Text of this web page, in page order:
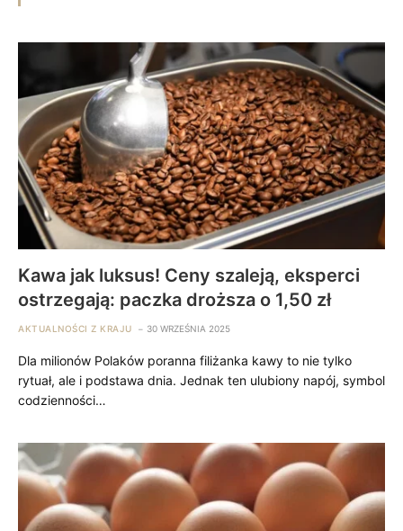
Kawa jak luksus! Ceny szaleją, eksperci
ostrzegają: paczka droższa o 1,50 zł
AKTUALNOŚCI Z KRAJU 30 WRZEŚNIA 2025
Dla milionów Polaków poranna filiżanka kawy to nie tylko
rytuał, ale i podstawa dnia. Jednak ten ulubiony napój, symbol
codzienności…